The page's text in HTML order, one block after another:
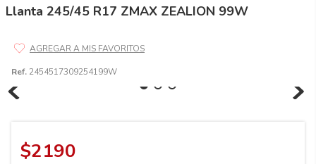
Llanta 245/45 R17 ZMAX ZEALION 99W
Ref. 2454517309254199W
$2190